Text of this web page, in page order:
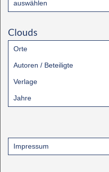
auswählen
Clouds
Orte
Autoren / Beteiligte
Verlage
Jahre
Impressum